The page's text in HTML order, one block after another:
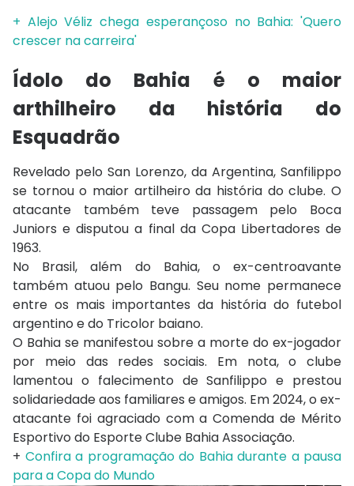
+ Alejo Véliz chega esperançoso no Bahia: 'Quero
crescer na carreira'
Ídolo do Bahia é o maior
arthilheiro da história do
Esquadrão
Revelado pelo San Lorenzo, da Argentina, Sanfilippo
se tornou o maior artilheiro da história do clube. O
atacante também teve passagem pelo Boca
Juniors e disputou a final da Copa Libertadores de
1963.
No Brasil, além do Bahia, o ex-centroavante
também atuou pelo Bangu. Seu nome permanece
entre os mais importantes da história do futebol
argentino e do Tricolor baiano.
O Bahia se manifestou sobre a morte do ex-jogador
por meio das redes sociais. Em nota, o clube
lamentou o falecimento de Sanfilippo e prestou
solidariedade aos familiares e amigos. Em 2024, o ex-
atacante foi agraciado com a Comenda de Mérito
Esportivo do Esporte Clube Bahia Associação.
+ Confira a programação do Bahia durante a pausa
para a Copa do Mundo